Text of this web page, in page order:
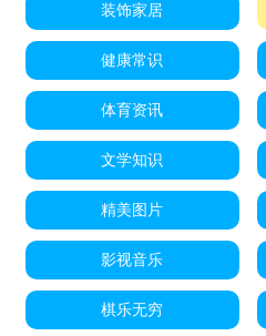
装饰家居
健康常识
体育资讯
文学知识
精美图片
影视音乐
棋乐无穷